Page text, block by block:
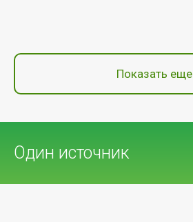
Показать еще
Один источник